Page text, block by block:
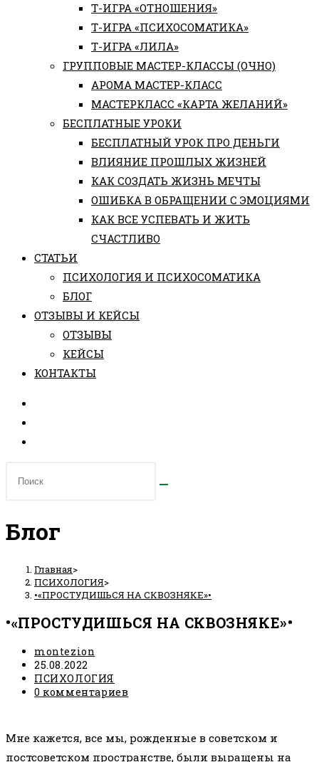
Т-ИГРА «ОТНОШЕНИЯ»
Т-ИГРА «ПСИХОСОМАТИКА»
Т-ИГРА «ЛИЛА»
ГРУППОВЫЕ МАСТЕР-КЛАССЫ (ОЧНО)
АРОМА МАСТЕР-КЛАСС
МАСТЕРКЛАСС «КАРТА ЖЕЛАНИЙ»
БЕСПЛАТНЫЕ УРОКИ
БЕСПЛАТНЫЙ УРОК ПРО ДЕНЬГИ
ВЛИЯНИЕ ПРОШЛЫХ ЖИЗНЕЙ
КАК СОЗДАТЬ ЖИЗНЬ МЕЧТЫ
ОШИБКА В ОБРАЩЕНИИ С ЭМОЦИЯМИ
КАК ВСЕ УСПЕВАТЬ И ЖИТЬ
СЧАСТЛИВО
СТАТЬИ
ПCИХОЛОГИЯ И ПСИХОСОМАТИКА
БЛОГ
ОТЗЫВЫ И КЕЙСЫ
ОТЗЫВЫ
КЕЙСЫ
КОНТАКТЫ
Блог
Главная>
ПСИХОЛОГИЯ>
•«ПРОСТУДИШЬСЯ НА СКВОЗНЯКЕ»•
•«ПРОСТУДИШЬСЯ НА СКВОЗНЯКЕ»•
Автор
записи:
montezion
Запись
опубликована:
25.08.2022
Рубрика
записи:
ПСИХОЛОГИЯ
Комментарии
0 комментариев
Мне кажется, все мы, рожденные в советском и
постсоветском пространстве, были выращены на